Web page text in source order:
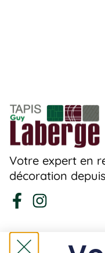
Votre expert en
décoration depuis